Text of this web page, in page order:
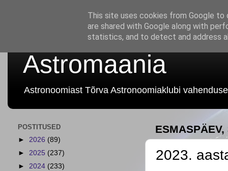
Astromaania
Astronoomiast Tõrva Astronoomiaklubi
2023.
POSTITUSED
► 2026 (89)
► 2025 (237)
► 2024 (233)
This site uses cookies from Google to
are shared with Google along with
statistics, and to detect and address